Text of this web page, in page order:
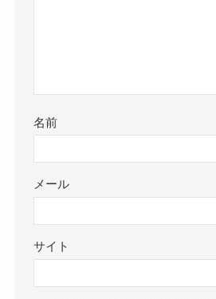
名前
メール
サイト